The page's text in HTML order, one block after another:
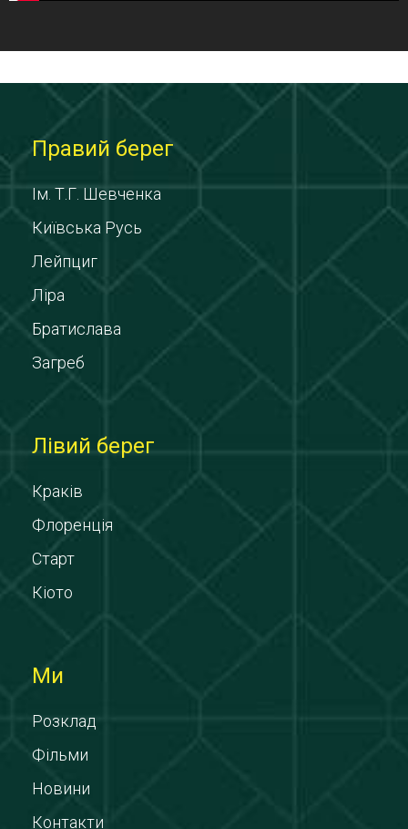
Правий берег
Ім. Т.Г. Шевченка
Київська Русь
Лейпциг
Ліра
Братислава
Загреб
Лівий берег
Краків
Флоренція
Старт
Кіото
Ми
Розклад
Фільми
Новини
Контакти